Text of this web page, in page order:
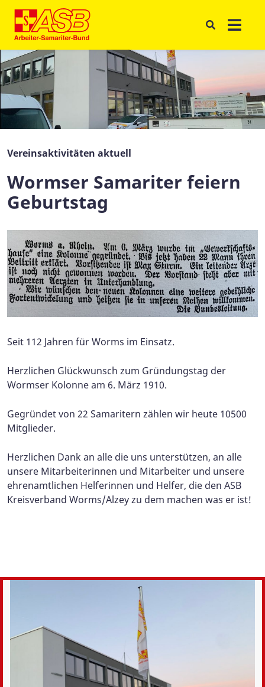
Vereinsaktivitäten aktuell
Wormser Samariter feiern
Geburtstag
Seit 112 Jahren für Worms im Einsatz.
Herzlichen Glückwunsch zum Gründungstag der
Wormser Kolonne am 6. März 1910.
Gegründet von 22 Samaritern zählen wir heute 10500
Mitglieder.
Herzlichen Dank an alle die uns unterstützen, an alle
unsere Mitarbeiterinnen und Mitarbeiter und unsere
ehrenamtlichen Helferinnen und Helfer, die den ASB
Kreisverband Worms/Alzey zu dem machen was er ist!